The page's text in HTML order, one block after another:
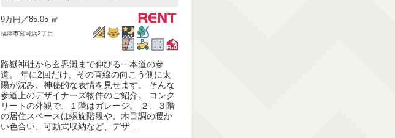
9万円／85.05 ㎡
福津市宮司浜2丁目
路嶽神社から玄界灘まで伸びる一本道の参
道。 年に2回だけ、その直線の向こう側に太
陽が沈み、神秘的な表情を見せます。 そんな
参道上のデザイナーズ物件のご紹介。 コンク
リートの外観で、１階はガレージ。 ２、３階
の居住スペースは螺旋階段や、木目調の暖か
い色合い、可動式収納など、デザ...